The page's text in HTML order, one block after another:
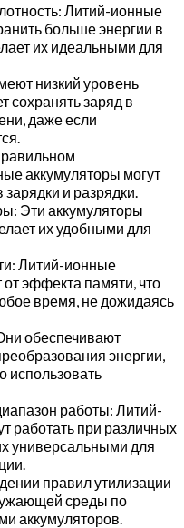
Литий-ионные
больше энергии в
их идеальными для
низкий уровень
сохранять заряд в
даже если
аккумуляторы могут
и разрядки.
Эти аккумуляторы
их удобными для
Литий-ионные
эффекта памяти, что
время, не дожидаясь
обеспечивают
энергии,
использовать
работы: Литий-
работать при различных
универсальными для
правил утилизации
среды по
аккумуляторов.